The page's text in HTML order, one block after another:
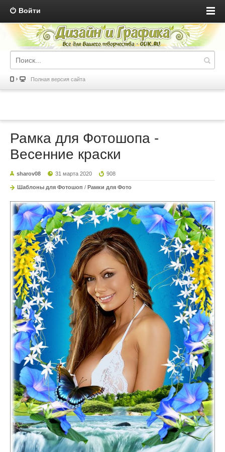
Войти
Полная версия сайта
Рамка для Фотошопа -
Весенние краски
sharov08 31 марта 2020 908
Шаблоны для Фотошоп / Рамки для Фото